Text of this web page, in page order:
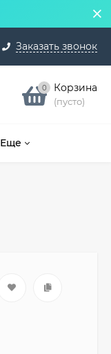
Заказать звонок
0 Корзина
(пусто)
Еще